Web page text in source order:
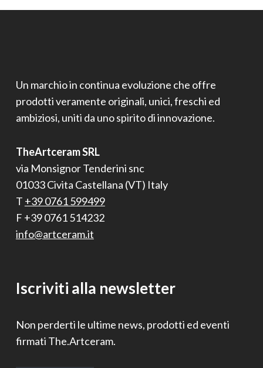
Un marchio in continua evoluzione che offre
prodotti veramente originali, unici, freschi ed
ambiziosi, uniti da uno spirito di innovazione.
TheArtceram SRL
via Monsignor Tenderini snc
01033 Civita Castellana (VT) Italy
T +39 0761 599499
F +39 0761 514232
info@artceram.it
Iscriviti alla newsletter
Non perderti le ultime news, prodotti ed eventi
firmati The.Artceram.